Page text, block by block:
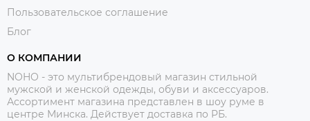
Пользовательское соглашение
Блог
О КОМПАНИИ
NOHO - это мультибрендовый магазин стильной
мужской и женской одежды, обуви и аксессуаров.
Ассортимент магазина представлен в шоу руме в
центре Минска. Действует доставка по РБ.